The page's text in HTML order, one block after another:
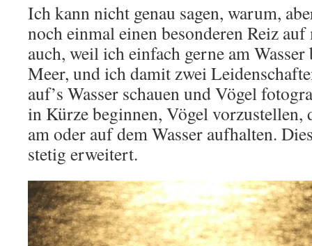
Ich kann nicht genau sagen, warum,
noch einmal einen besonderen Reiz
auch, weil ich einfach gerne am
Meer, und ich damit zwei
auf’s Wasser schauen und Vögel
in Kürze beginnen, Vögel vorzustellen,
am oder auf dem Wasser aufhalten.
stetig erweitert.